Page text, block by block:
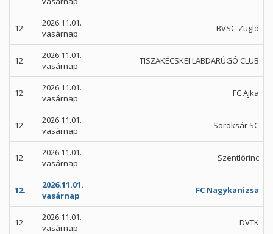
12.
2026.11.01.
vasárnap
BVSC-Zugló
12.
2026.11.01.
vasárnap
TISZAKÉCSKEI LABDARÚGÓ CLUB
12.
2026.11.01.
vasárnap
FC Ajka
12.
2026.11.01.
vasárnap
Soroksár SC
12.
2026.11.01.
vasárnap
Szentlőrinc
12.
2026.11.01.
vasárnap
FC Nagykanizsa
12.
2026.11.01.
vasárnap
DVTK